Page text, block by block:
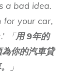
a bad idea.
for your car,
「用 9年的
你的汽車貸
」